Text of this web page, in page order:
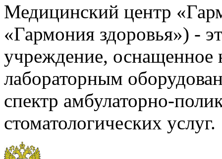
Медицинский центр
«Гармония здоровья») -
учреждение,
лабораторным
спектр амбулаторно-
стоматологических услуг.